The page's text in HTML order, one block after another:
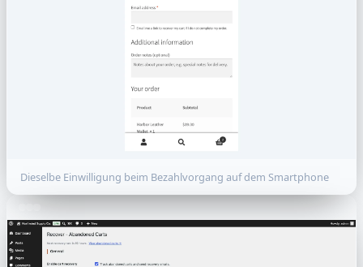
Dieselbe Einwilligung beim Bezahlvorgang auf dem Smartphone